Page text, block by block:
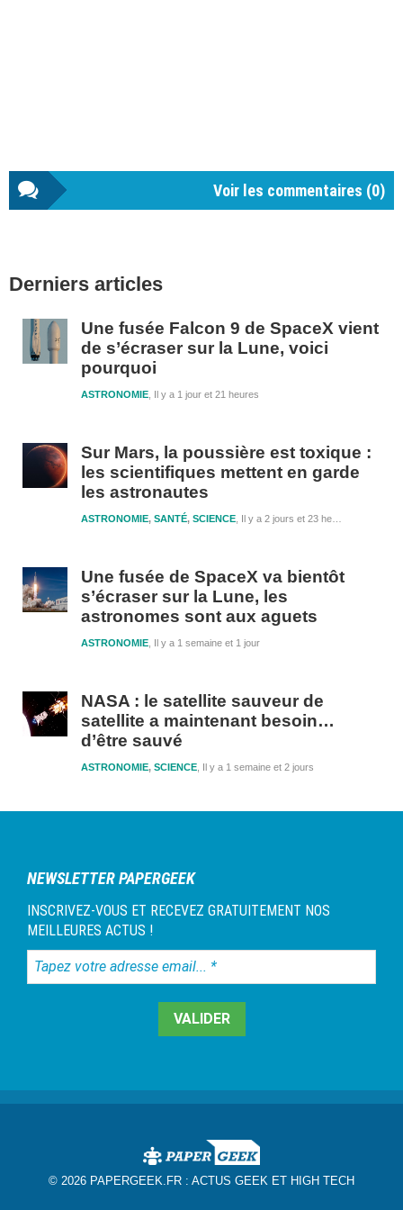
Voir les commentaires (0)
latérale
Derniers articles
Une fusée Falcon 9 de SpaceX vient
de s’écraser sur la Lune, voici
pourquoi
Il y a 1 jour et 21 heures
ASTRONOMIE
Sur Mars, la poussière est toxique :
les scientifiques mettent en garde
les astronautes
Il y a 2 jours et 23 heures
ASTRONOMIE, SANTÉ, SCIENCE
Une fusée de SpaceX va bientôt
s’écraser sur la Lune, les
astronomes sont aux aguets
Il y a 1 semaine et 1 jour
ASTRONOMIE
NASA : le satellite sauveur de
satellite a maintenant besoin…
d’être sauvé
Il y a 1 semaine et 2 jours
ASTRONOMIE, SCIENCE
NEWSLETTER PAPERGEEK
INSCRIVEZ-VOUS ET RECEVEZ GRATUITEMENT NOS
MEILLEURES ACTUS !
Tapez
votre
© 2026 PAPERGEEK.FR : ACTUS GEEK ET HIGH TECH